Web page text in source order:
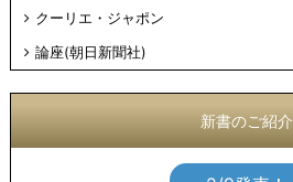
クーリエ・ジャポン
論座(朝日新聞社)
新書のご紹介